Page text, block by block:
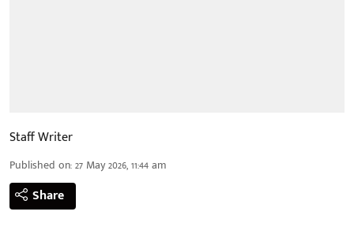
Staff Writer
Published on:27 May 2026, 11:44 am
Share